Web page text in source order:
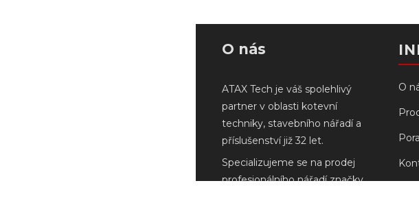
O nás
ATAX Tech je váš spolehlivý
partner v oblasti kotevní
techniky, stavebního nářadí a
příslušenství již 32 let.
Specializujeme se na prodej
profesionálního nářadí značky
O